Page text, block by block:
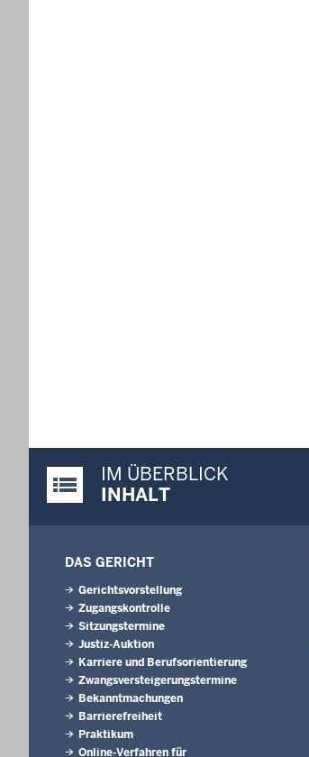
Justiz-Portal im Überblick:
IM ÜBERBLICK
INHALT
DAS GERICHT
Gerichtsvorstellung
Zugangskontrolle
Sitzungstermine
Justiz-Auktion
Karriere und Berufsorientierung
Zwangsversteigerungstermine
Bekanntmachungen
Barrierefreiheit
Praktikum
Online-Verfahren für